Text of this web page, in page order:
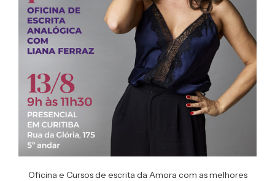
Oficina e Cursos de escrita da Amora com as melhores